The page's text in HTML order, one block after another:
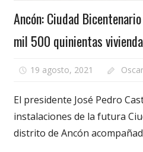
Ancón: Ciudad
mil 500 quinientas
19 agosto, 2021
El presidente José Pedro
instalaciones de la futura
distrito de Ancón